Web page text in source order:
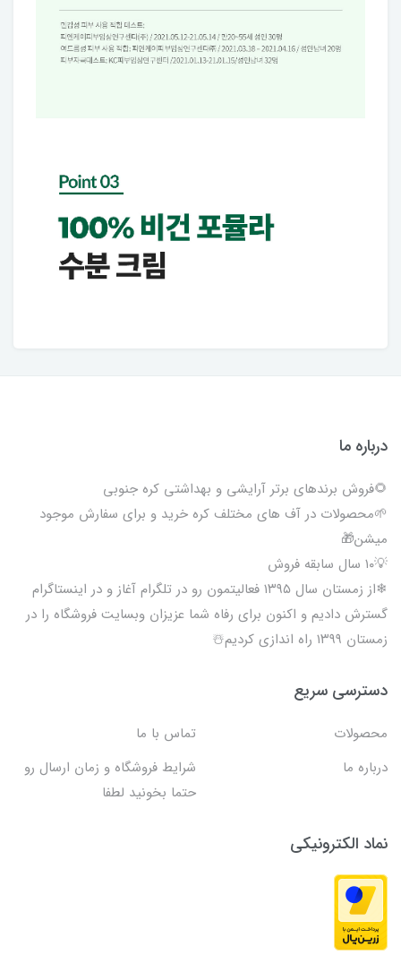
درباره ما
🌻فروش برندهای برتر آرایشی و بهداشتی کره جنوبی
🌱محصولات در آف های مختلف کره خرید و برای سفارش موجود
میشن🎁
💡۱۰ سال سابقه فروش
❄از زمستان سال ۱۳۹۵ فعالیتمون رو در تلگرام آغاز و در اینستاگرام
گسترش دادیم و اکنون برای رفاه شما عزیزان وبسایت فروشگاه را در
زمستان ۱۳۹۹ راه اندازی کردیم☃️
دسترسی سریع
محصولات
تماس با ما
درباره ما
شرایط فروشگاه و زمان ارسال رو
حتما بخونید لطفا
نماد الکترونیکی